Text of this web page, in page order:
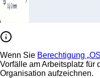
Wenn Sie Berechtigung
Vorfälle am Arbeitsplatz für
Organisation aufzeichnen.